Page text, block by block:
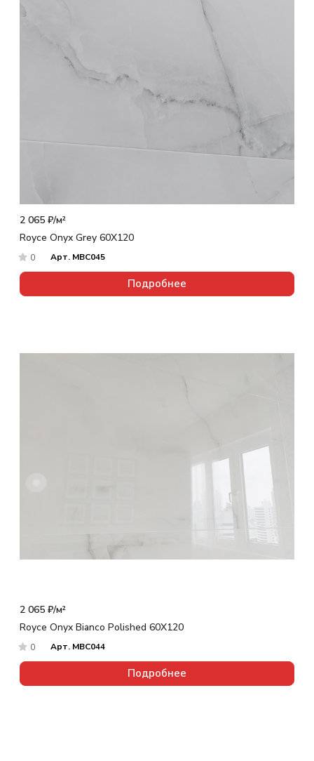
2 065 ₽/м²
Royce Onyx Grey 60X120
0 Арт. MBC045
Подробнее
2 065 ₽/м²
Royce Onyx Bianco Polished 60X120
0 Арт. MBC044
Подробнее